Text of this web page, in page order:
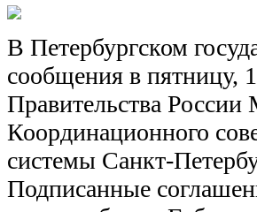
В Петербургском
сообщения в пятницу,
Правительства
Координационного
системы Санкт-
Подписанные